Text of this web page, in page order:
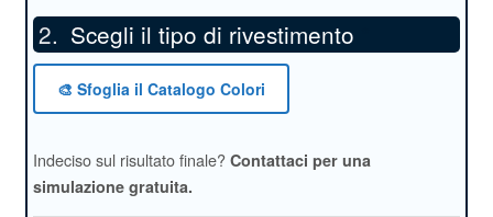
Scegli il tipo di rivestimento
🎨 Sfoglia il Catalogo Colori
Indeciso sul risultato finale? Contattaci per una
simulazione gratuita.